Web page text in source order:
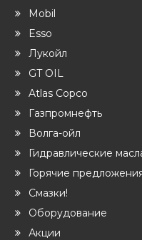
Mobil
Esso
Лукойл
GT OIL
Atlas Copco
Газпромнефть
Волга-ойл
Гидравлические
Горячие
Смазки!
Оборудование
Акции